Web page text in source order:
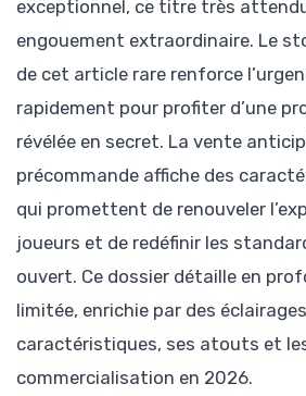
exceptionnel, ce titre très
engouement extraordinaire. Le
de cet article rare renforce
rapidement pour profiter d’une
révélée en secret. La vente
précommande affiche des
qui promettent de renouveler
joueurs et de redéfinir les
ouvert. Ce dossier détaille en
limitée, enrichie par des
caractéristiques, ses atouts et
commercialisation en 2026.